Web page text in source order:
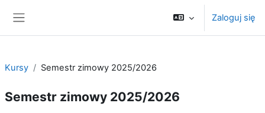
Zaloguj się
Kursy Semestr zimowy 2025/2026
Semestr zimowy 2025/2026